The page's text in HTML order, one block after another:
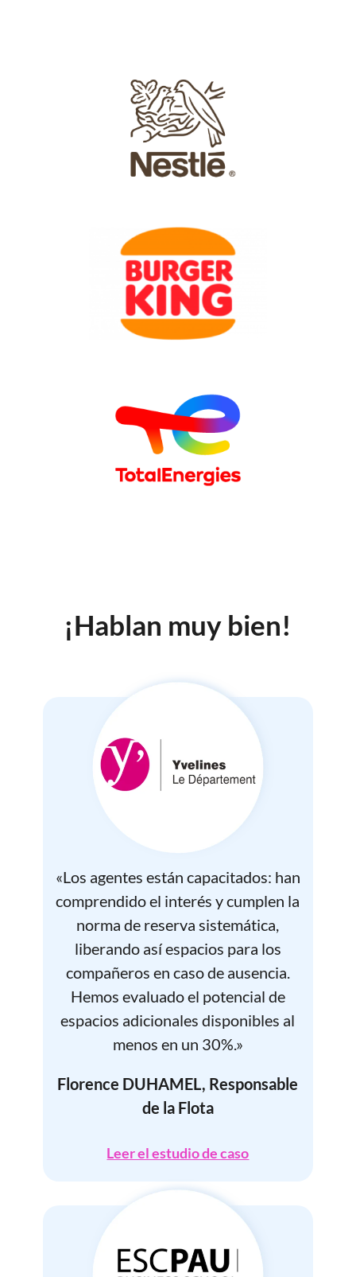
¡Hablan muy bien!
«Los agentes están capacitados: han
comprendido el interés y cumplen la
norma de reserva sistemática,
liberando así espacios para los
compañeros en caso de ausencia.
Hemos evaluado el potencial de
espacios adicionales disponibles al
menos en un 30%.»
Florence DUHAMEL, Responsable
de la Flota
Leer el estudio de caso